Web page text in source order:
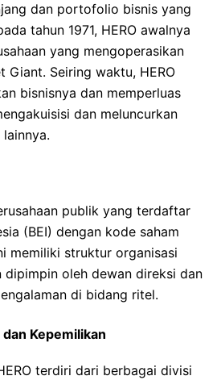
dan portofolio bisnis yang
tahun 1971, HERO awalnya
yang mengoperasikan
Giant. Seiring waktu, HERO
bisnisnya dan memperluas
dan meluncurkan
publik yang terdaftar
(BEI) dengan kode saham
memiliki struktur organisasi
oleh dewan direksi dan
di bidang ritel.
Kepemilikan
terdiri dari berbagai divisi